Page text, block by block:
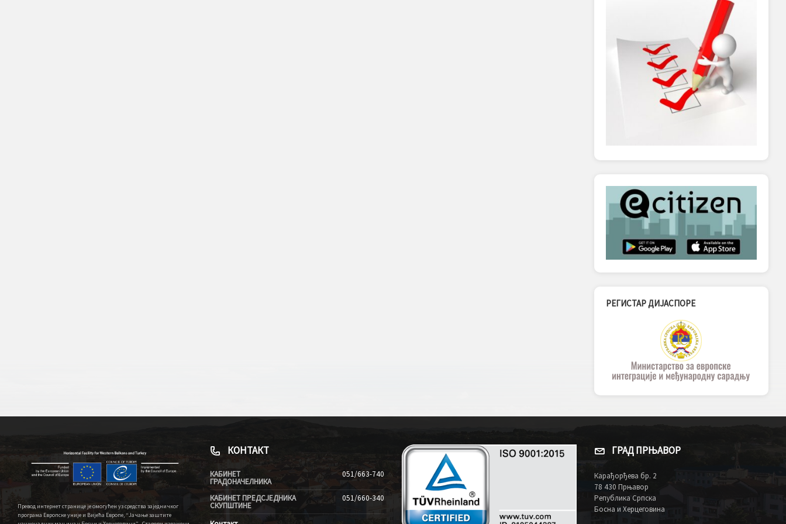
РЕГИСТАР ДИЈАСПОРЕ
Превод интернет странице је омогућен уз средства заједничког
програма Европске уније и Вијећа Европе, “Јачање заштите
КОНТАКТ
КАБИНЕТ
ГРАДОНАЧЕЛНИКА
051/663-740
КАБИНЕТ ПРЕДСЈЕДНИКА
СКУПШТИНЕ
051/660-340
ГРАД ПРЊАВОР
Карађорђева бр. 2
78 430 Прњавор
Република Српска
Босна и Херцеговина